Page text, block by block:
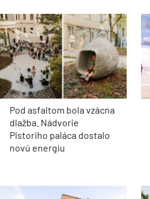
Pod asfaltom bola vzácna
dlažba. Nádvorie
Pistoriho paláca dostalo
novú energiu